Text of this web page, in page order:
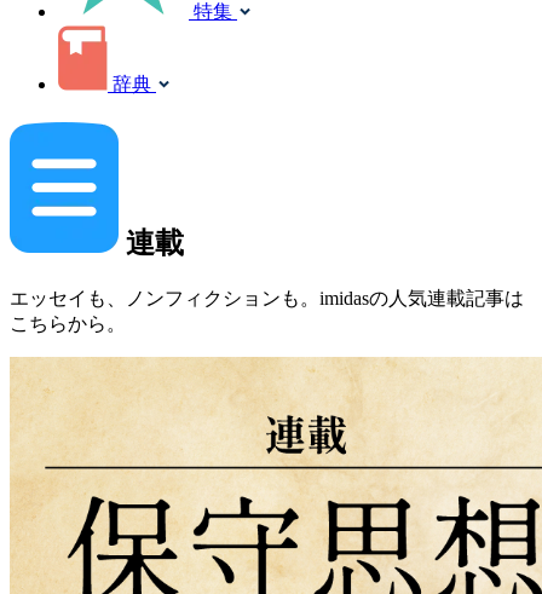
特集
辞典
連載
エッセイも、ノンフィクションも。imidasの人気連載記事は
こちらから。